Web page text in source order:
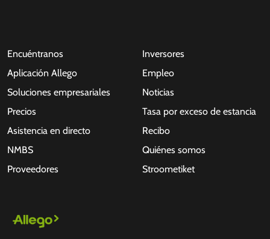
Encuéntranos
Aplicación Allego
Soluciones empresariales
Precios
Asistencia en directo
NMBS
Proveedores
Inversores
Empleo
Noticias
Tasa por exceso de estancia
Recibo
Quiénes somos
Stroometiket